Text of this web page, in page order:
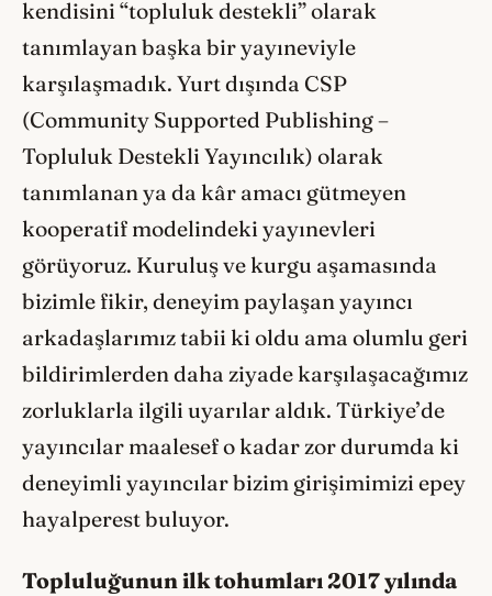
kendisini “topluluk destekli” olarak
tanımlayan başka bir yayıneviyle
karşılaşmadık. Yurt dışında CSP
(Community Supported Publishing –
Topluluk Destekli Yayıncılık) olarak
tanımlanan ya da kâr amacı gütmeyen
kooperatif modelindeki yayınevleri
görüyoruz. Kuruluş ve kurgu aşamasında
bizimle fikir, deneyim paylaşan yayıncı
arkadaşlarımız tabii ki oldu ama olumlu geri
bildirimlerden daha ziyade karşılaşacağımız
zorluklarla ilgili uyarılar aldık. Türkiye’de
yayıncılar maalesef o kadar zor durumda ki
deneyimli yayıncılar bizim girişimimizi epey
hayalperest buluyor.
Topluluğunun ilk tohumları 2017 yılında